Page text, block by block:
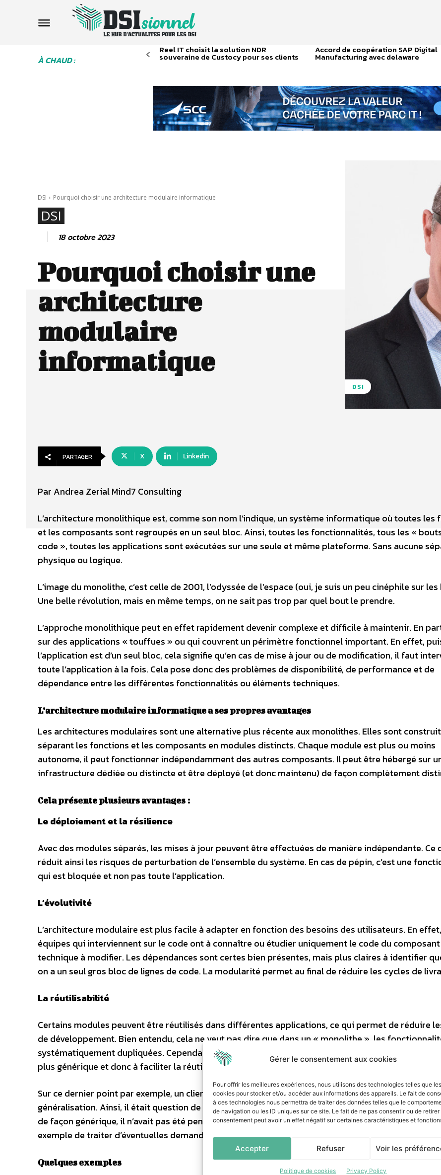
Gérer le consentement aux cookies
Pour offrir les meilleures expériences, nous utilisons des technologies telles que les
cookies pour stocker et/ou accéder aux informations des appareils. Le fait de
à ces technologies nous permettra de traiter des données telles que le
de navigation ou les ID uniques sur ce site. Le fait de ne pas consentir ou de retirer
consentement peut avoir un effet négatif sur certaines caractéristiques et
Accepter Refuser Voir les
Politique de cookies Privacy Policy
À CHAUD :
Reel IT choisit la solution NDR
souveraine de Custocy pour ses clients
Accord de coopération SAP Digital
Manufacturing avec delaware
DSI Pourquoi choisir une architecture modulaire informatique
DSI
18 octobre 2023
Pourquoi choisir une
architecture
modulaire
informatique
DSI
PARTAGER X Linkedin
Par Andrea Zerial Mind7 Consulting
L’architecture monolithique est, comme son nom l’indique, un système informatique où toutes les
et les composants sont regroupés en un seul bloc. Ainsi, toutes les fonctionnalités, tous les «
code », toutes les applications sont exécutées sur une seule et même plateforme. Sans aucune
physique ou logique.
L’image du monolithe, c’est celle de 2001, l’odyssée de l’espace (oui, je suis un peu cinéphile sur
Une belle révolution, mais en même temps, on ne sait pas trop par quel bout le prendre.
L’approche monolithique peut en effet rapidement devenir complexe et difficile à maintenir. En
sur des applications « touffues » ou qui couvrent un périmètre fonctionnel important. En effet,
l’application est d’un seul bloc, cela signifie qu’en cas de mise à jour ou de modification, il faut
toute l’application à la fois. Cela pose donc des problèmes de disponibilité, de performance et de
dépendance entre les différentes fonctionnalités ou éléments techniques.
L’architecture modulaire informatique a ses propres avantages
Les architectures modulaires sont une alternative plus récente aux monolithes. Elles sont
séparant les fonctions et les composants en modules distincts. Chaque module est plus ou moins
autonome, il peut fonctionner indépendamment des autres composants. Il peut être hébergé sur
infrastructure dédiée ou distincte et être déployé (et donc maintenu) de façon complètement
Cela présente plusieurs avantages :
Le déploiement et la résilience
Avec des modules séparés, les mises à jour peuvent être effectuées de manière indépendante. Ce
réduit ainsi les risques de perturbation de l’ensemble du système. En cas de pépin, c’est une
qui est bloquée et non pas toute l’application.
L’évolutivité
L’architecture modulaire est plus facile à adapter en fonction des besoins des utilisateurs. En
équipes qui interviennent sur le code ont à connaître ou étudier uniquement le code du composant
technique à modifier. Les dépendances sont certes bien présentes, mais plus claires à identifier
on a un seul gros bloc de lignes de code. La modularité permet au final de réduire les cycles de
La réutilisabilité
Certains modules peuvent être réutilisés dans différentes applications, ce qui permet de réduire
de développement. Bien entendu, cela ne veut pas dire que dans un « monolithe », les
systématiquement dupliquées. Cependant, l’architecture modulaire informatique incite à penser
plus générique et donc à faciliter la réutilisation.
Sur ce dernier point par exemple, un client m’évoquait récemment son regret de ne pas pousser
généralisation. Ainsi, il était question de gérer un système de taxes, et même si le module avait été
de façon générique, il n’avait pas été pensé pour gérer un montant au sens large. Ce qui aurait
exemple de traiter d’éventuelles demandes futures.
Quelques exemples